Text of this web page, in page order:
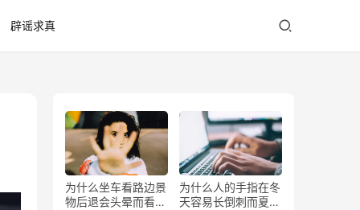
辟谣求真
为什么坐车看路边景
物后退会头晕而看前
为什么人的手指在冬
天容易长倒刺而夏天